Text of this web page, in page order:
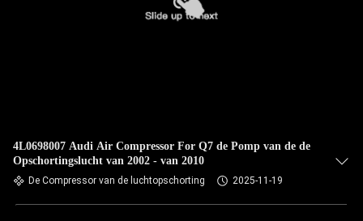
4L0698007 Audi Air Compressor For Q7 de Pomp van de de
Opschortingslucht van 2002 - van 2010
De Compressor van de luchtopschorting 2025-11-19